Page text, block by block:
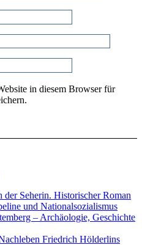
in diesem Browser für
Seherin. Historischer Roman
und Nationalsozialismus
– Archäologie, Geschichte
Friedrich Hölderlins